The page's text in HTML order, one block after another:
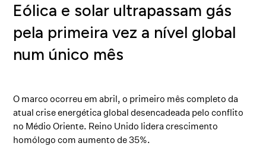
Eólica e solar ultrapassam gás
pela primeira vez a nível global
num único mês
O marco ocorreu em abril, o primeiro mês completo da
atual crise energética global desencadeada pelo conflito
no Médio Oriente. Reino Unido lidera crescimento
homólogo com aumento de 35%.